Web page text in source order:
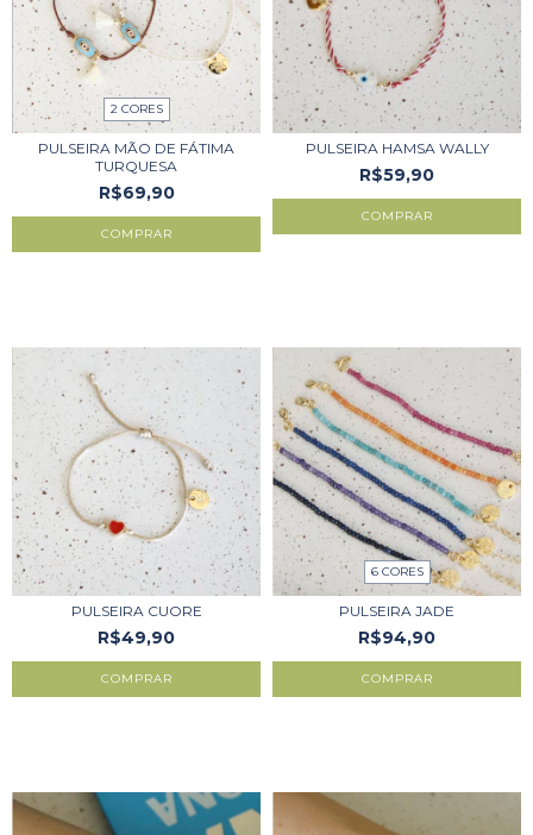
2 CORES
PULSEIRA MÃO DE FÁTIMA
TURQUESA
R$69,90
COMPRAR
PULSEIRA HAMSA WALLY
R$59,90
PULSEIRA CUORE
R$49,90
6 CORES
PULSEIRA JADE
R$94,90
COMPRAR